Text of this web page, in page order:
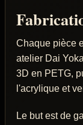
Chaque pièce
atelier Dai
3D en PETG,
l'acrylique et
Le but est de